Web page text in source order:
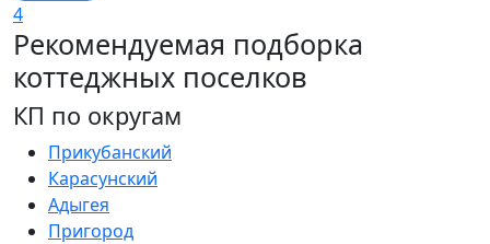
4
Рекомендуемая подборка
коттеджных поселков
КП по округам
Прикубанский
Карасунский
Адыгея
Пригород